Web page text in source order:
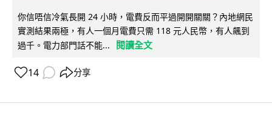
你信唔信冷氣長開 24 小時，電費反而平過開開關關？內地網民
實測結果兩極，有人一個月電費只需 118 元人民幣，有人飆到
過千。電力部門話不能...
閱讀全文
14 分享